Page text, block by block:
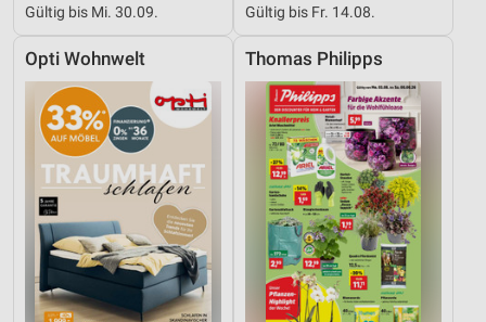
Gültig bis Mi. 30.09. Gültig bis Fr. 14.08.
Opti Wohnwelt Thomas Philipps